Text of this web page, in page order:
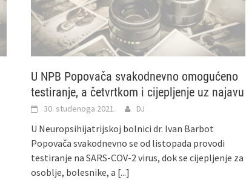
U NPB Popovača svakodnevno omogućeno
testiranje, a četvrtkom i cijepljenje uz najavu
30. studenoga 2021. DJ
U Neuropsihijatrijskoj bolnici dr. Ivan Barbot
Popovača svakodnevno se od listopada provodi
testiranje na SARS-COV-2 virus, dok se cijepljenje za
osoblje, bolesnike, a [...]